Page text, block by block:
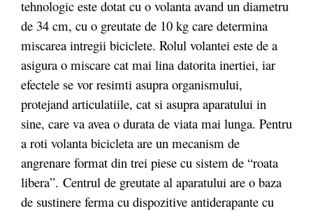
tehnologic este dotat cu o volanta avand un diametru
de 34 cm, cu o greutate de 10 kg care determina
miscarea intregii biciclete. Rolul volantei este de a
asigura o miscare cat mai lina datorita inertiei, iar
efectele se vor resimti asupra organismului,
protejand articulatiile, cat si asupra aparatului in
sine, care va avea o durata de viata mai lunga. Pentru
a roti volanta bicicleta are un mecanism de
angrenare format din trei piese cu sistem de “roata
libera”. Centrul de greutate al aparatului are o baza
de sustinere ferma cu dispozitive antiderapante cu